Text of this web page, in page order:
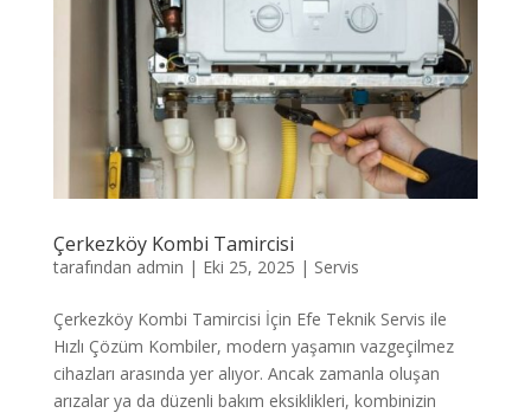
Çerkezköy Kombi Tamircisi
tarafından admin | Eki 25, 2025 | Servis
Çerkezköy Kombi Tamircisi İçin Efe Teknik Servis ile
Hızlı Çözüm Kombiler, modern yaşamın vazgeçilmez
cihazları arasında yer alıyor. Ancak zamanla oluşan
arızalar ya da düzenli bakım eksiklikleri, kombinizin